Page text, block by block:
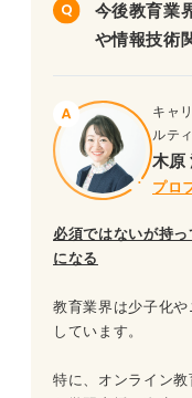
今後教育業
や情報技術
キャ
ルテ
木原
プロ
必須ではないが持
になる
教育業界は少子化
しています。
特に、オンライン